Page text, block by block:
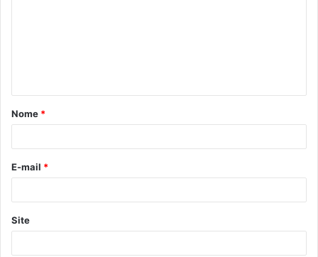
á
r
*
Nome *
E-mail *
Site